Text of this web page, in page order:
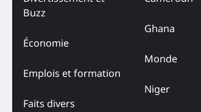
Buzz
Économie
Emplois et formation
Faits divers
Ghana
Monde
Niger